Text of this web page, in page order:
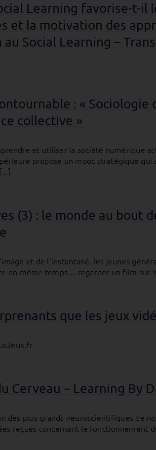
Learning favorise-t-il
et la motivation des
Social Learning –
: « Sociologie
collective »
et utiliser la société numérique
propose un mooc stratégique qui
(3) : le monde au bout
et de l’instantané, les jeunes
en même temps… regarder un film sur
que les jeux
Cerveau – Learning By
des plus grands neuroscientifiques de
reçues concernant le fonctionnement